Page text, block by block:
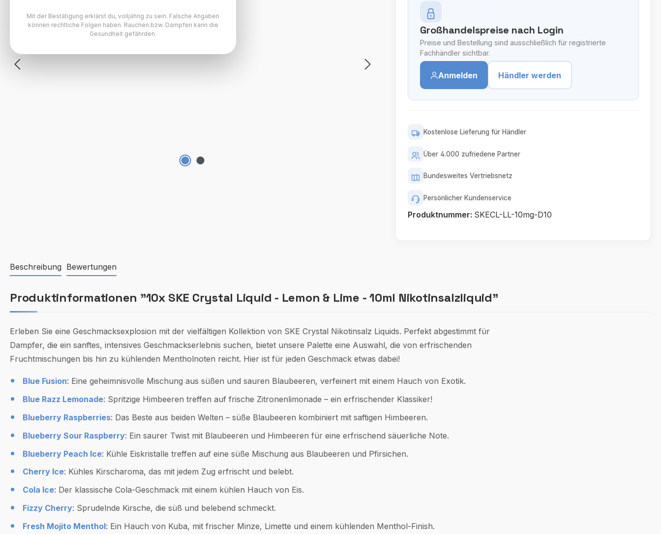
Großhandelspreise nach Login
Preise und Bestellung sind ausschließlich für registrierte
Fachhändler sichtbar.
Anmelden Händler werden
Kostenlose Lieferung für Händler
Über 4.000 zufriedene Partner
Bundesweites Vertriebsnetz
Persönlicher Kundenservice
Produktnummer: SKECL-LL-10mg-D10
Beschreibung Bewertungen
Produktinformationen "10x SKE Crystal Liquid - Lemon & Lime - 10ml Nikotinsalzliquid"
Erleben Sie eine Geschmacksexplosion mit der vielfältigen Kollektion von SKE Crystal Nikotinsalz Liquids. Perfekt abgestimmt für
Dampfer, die ein sanftes, intensives Geschmackserlebnis suchen, bietet unsere Palette eine Auswahl, die von erfrischenden
Fruchtmischungen bis hin zu kühlenden Mentholnoten reicht. Hier ist für jeden Geschmack etwas dabei!
Blue Fusion: Eine geheimnisvolle Mischung aus süßen und sauren Blaubeeren, verfeinert mit einem Hauch von Exotik.
Blue Razz Lemonade: Spritzige Himbeeren treffen auf frische Zitronenlimonade – ein erfrischender Klassiker!
Blueberry Raspberries: Das Beste aus beiden Welten – süße Blaubeeren kombiniert mit saftigen Himbeeren.
Blueberry Sour Raspberry: Ein saurer Twist mit Blaubeeren und Himbeeren für eine erfrischend säuerliche Note.
Blueberry Peach Ice: Kühle Eiskristalle treffen auf eine süße Mischung aus Blaubeeren und Pfirsichen.
Cherry Ice: Kühles Kirscharoma, das mit jedem Zug erfrischt und belebt.
Cola Ice: Der klassische Cola-Geschmack mit einem kühlen Hauch von Eis.
Fizzy Cherry: Sprudelnde Kirsche, die süß und belebend schmeckt.
Fresh Mojito Menthol: Ein Hauch von Kuba, mit frischer Minze, Limette und einem kühlenden Menthol-Finish.
Mit der Bestätigung erklärst du, volljährig zu sein. Falsche Angaben
können rechtliche Folgen haben. Rauchen bzw. Dampfen kann die
Gesundheit gefährden.